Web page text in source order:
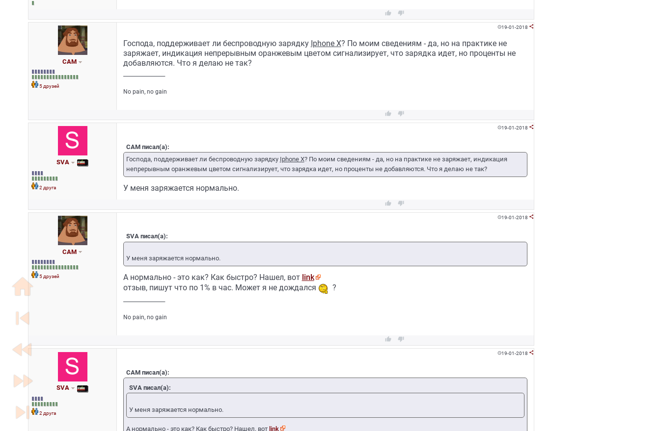
home
skip_previous
fast_rewind
fast_forward
skip_next
 
САМ
5 друзей
19-01-2018 
Господа, поддерживает ли беспроводную зарядку Iphone X? По моим сведениям - да, но на практике не
заряжает, индикация непрерывным оранжевым цветом сигнализирует, что зарядка идет, но проценты не
добавляются. Что я делаю не так?
No pain, no gain
 
SVA
2 друга
19-01-2018 
САМ писал(а):
Господа, поддерживает ли беспроводную зарядку Iphone X? По моим сведениям - да, но на практике не заряжает, индикация
непрерывным оранжевым цветом сигнализирует, что зарядка идет, но проценты не добавляются. Что я делаю не так?
У меня заряжается нормально.
 
САМ
5 друзей
19-01-2018 
SVA писал(а):
У меня заряжается нормально.
А нормально - это как? Как быстро? Нашел, вот link
отзыв, пишут что по 1% в час. Может я не дождался
?
No pain, no gain
 
SVA
2 друга
19-01-2018 
САМ писал(а):
SVA писал(а):
У меня заряжается нормально.
А нормально - это как? Как быстро? Нашел, вот link